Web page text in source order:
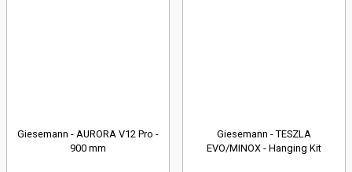
Giesemann - AURORA V12 Pro -
900 mm
Giesemann - TESZLA
EVO/MINOX - Hanging Kit